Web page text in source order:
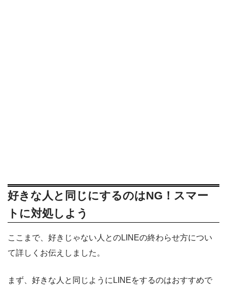
好きな人と同じにするのはNG！スマー
トに対処しよう
ここまで、好きじゃない人とのLINEの終わらせ方につい
て詳しくお伝えしました。
まず、好きな人と同じようにLINEをするのはおすすめで